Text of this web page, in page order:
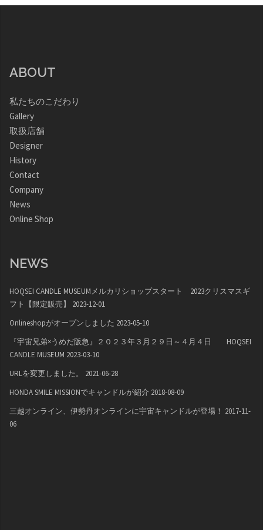
ABOUT
私たちのこだわり
Gallery
取扱店舗
Designer
History
Contact
Company
News
Online Shop
NEWS
HOQSEI CANDLE MUSEUMメルカリショップスタート 2023クリスマスギ
フト【限定販売】
2023-12-01
Onlineshopがオープンしました 2023-05-10
『宇宙兄弟×うめだ阪急』２０２３年３月２９日～４月４日 HOQSEI
CANDLE MUSEUM 2023-03-10
URLを変更しました。
2021-06-28
HONDA SMILE MISSIONでキャンドルが紹介 2018-08-09
三越オンライン、伊勢丹オンラインに宇宙キャンドルが登場！ 2017-11-
06